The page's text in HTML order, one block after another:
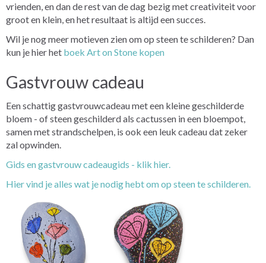
vrienden, en dan de rest van de dag bezig met creativiteit voor
groot en klein, en het resultaat is altijd een succes.
Wil je nog meer motieven zien om op steen te schilderen? Dan
kun je hier het boek Art on Stone kopen
Gastvrouw cadeau
Een schattig gastvrouwcadeau met een kleine geschilderde
bloem - of steen geschilderd als cactussen in een bloempot,
samen met strandschelpen, is ook een leuk cadeau dat zeker
zal opwinden.
Gids en gastvrouw cadeaugids - klik hier.
Hier vind je alles wat je nodig hebt om op steen te schilderen.